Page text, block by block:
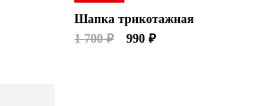
Шапка трикотажная
1 700 ₽
990 ₽